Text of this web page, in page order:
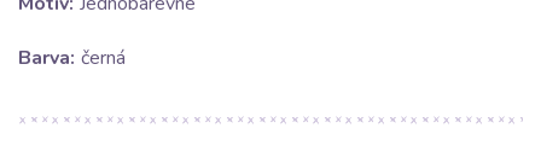
Barva: černá